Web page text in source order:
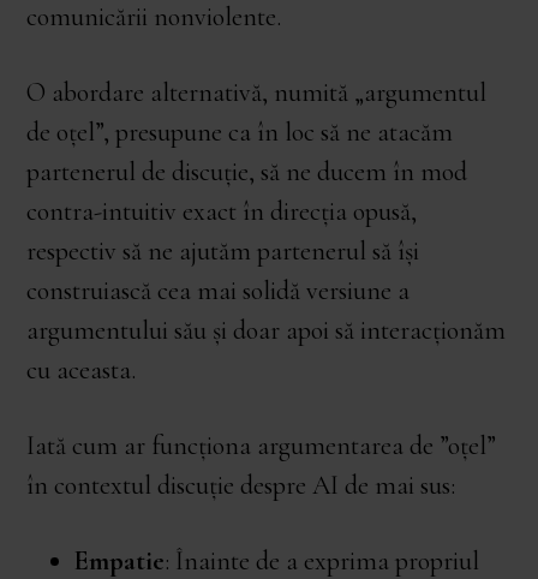
comunicării nonviolente.
O abordare alternativă, numită „argumentul
de oțel”, presupune ca în loc să ne atacăm
partenerul de discuție, să ne ducem în mod
contra-intuitiv exact în direcția opusă,
respectiv să ne ajutăm partenerul să își
construiască cea mai solidă versiune a
argumentului său și doar apoi să interacționăm
cu aceasta.
Iată cum ar funcționa argumentarea de ”oțel”
în contextul discuție despre AI de mai sus:
Empatie: Înainte de a exprima propriul